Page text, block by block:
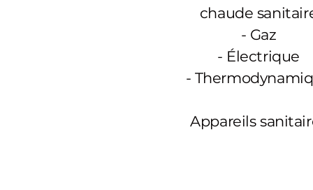
chaude
- Gaz
- Électrique
-
Appareils